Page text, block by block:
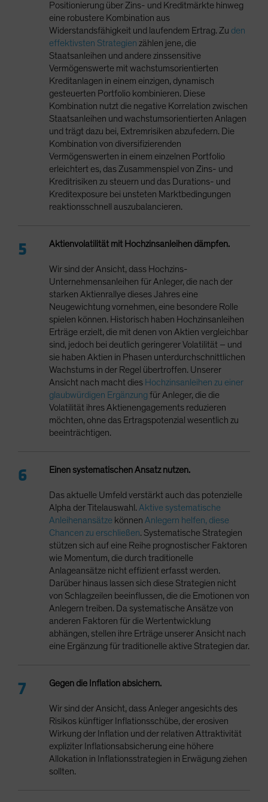
Positionierung über Zins- und Kreditmärkte hinweg
eine robustere Kombination aus
Widerstandsfähigkeit und laufendem Ertrag. Zu den
effektivsten Strategien zählen jene, die
Staatsanleihen und andere zinssensitive
Vermögenswerte mit wachstumsorientierten
Kreditanlagen in einem einzigen, dynamisch
gesteuerten Portfolio kombinieren. Diese
Kombination nutzt die negative Korrelation zwischen
Staatsanleihen und wachstumsorientierten Anlagen
und trägt dazu bei, Extremrisiken abzufedern. Die
Kombination von diversifizierenden
Vermögenswerten in einem einzelnen Portfolio
erleichtert es, das Zusammenspiel von Zins- und
Kreditrisiken zu steuern und das Durations- und
Kreditexposure bei unsteten Marktbedingungen
reaktionsschnell auszubalancieren.
Aktienvolatilität mit Hochzinsanleihen dämpfen.
Wir sind der Ansicht, dass Hochzins-
Unternehmensanleihen für Anleger, die nach der
starken Aktienrallye dieses Jahres eine
Neugewichtung vornehmen, eine besondere Rolle
spielen können. Historisch haben Hochzinsanleihen
Erträge erzielt, die mit denen von Aktien vergleichbar
sind, jedoch bei deutlich geringerer Volatilität – und
sie haben Aktien in Phasen unterdurchschnittlichen
Wachstums in der Regel übertroffen. Unserer
Ansicht nach macht dies Hochzinsanleihen zu einer
glaubwürdigen Ergänzung für Anleger, die die
Volatilität ihres Aktienengagements reduzieren
möchten, ohne das Ertragspotenzial wesentlich zu
beeinträchtigen.
Einen systematischen Ansatz nutzen.
Das aktuelle Umfeld verstärkt auch das potenzielle
Alpha der Titelauswahl. Aktive systematische
Anleihenansätzekönnen Anlegern helfen, diese
Chancen zu erschließen. Systematische Strategien
stützen sich auf eine Reihe prognostischer Faktoren
wie Momentum, die durch traditionelle
Anlageansätze nicht effizient erfasst werden.
Darüber hinaus lassen sich diese Strategien nicht
von Schlagzeilen beeinflussen, die die Emotionen von
Anlegern treiben. Da systematische Ansätze von
anderen Faktoren für die Wertentwicklung
abhängen, stellen ihre Erträge unserer Ansicht nach
eine Ergänzung für traditionelle aktive Strategien dar.
Gegen die Inflation absichern.
Wir sind der Ansicht, dass Anleger angesichts des
Risikos künftiger Inflationsschübe, der erosiven
Wirkung der Inflation und der relativen Attraktivität
expliziter Inflationsabsicherung eine höhere
Allokation in Inflationsstrategien in Erwägung ziehen
sollten.